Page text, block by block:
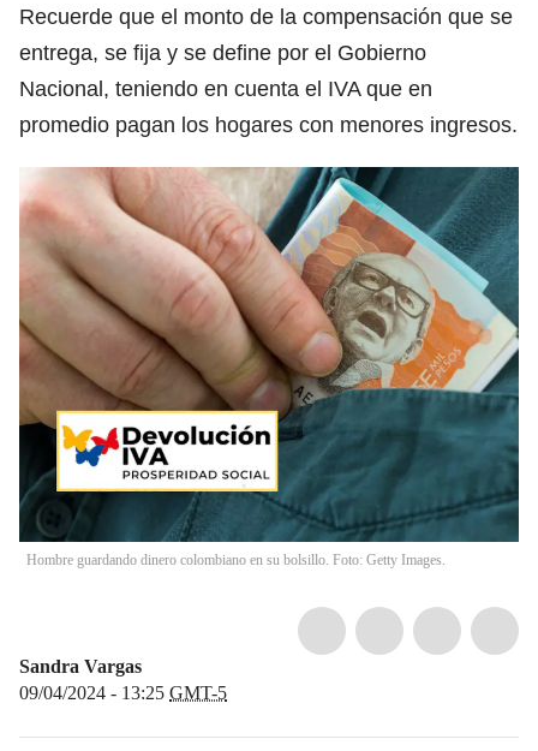
Recuerde que el monto de la compensación que se
entrega, se fija y se define por el Gobierno
Nacional, teniendo en cuenta el IVA que en
promedio pagan los hogares con menores ingresos.
Hombre guardando dinero colombiano en su bolsillo. Foto: Getty Images.
Sandra Vargas
09/04/2024 - 13:25 GMT-5